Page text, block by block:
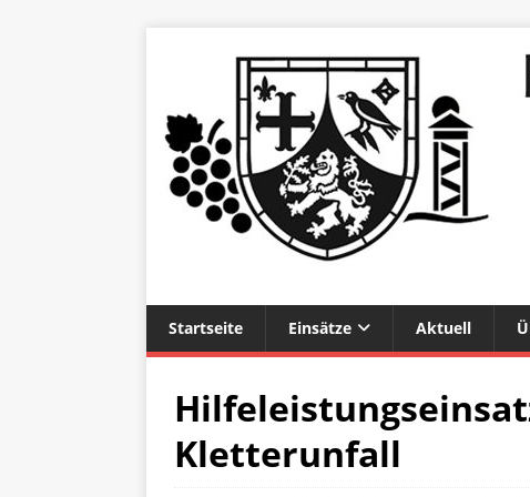
Startseite Einsätze Aktuell
Kletterunfall